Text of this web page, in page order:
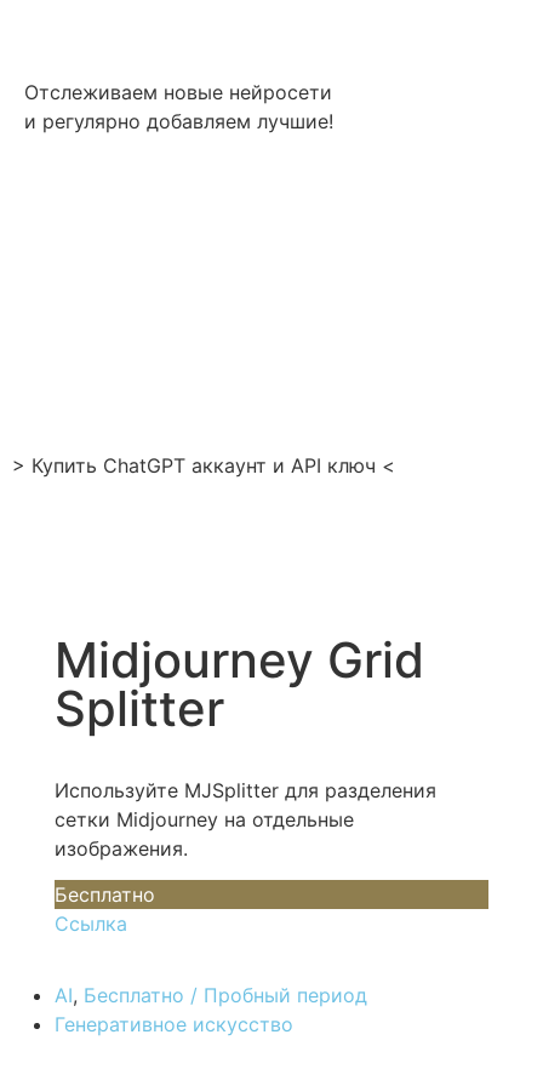
Отслеживаем новые нейросети
и регулярно добавляем лучшие!
> Купить ChatGPT аккаунт и API ключ <
Midjourney Grid
Splitter
Используйте MJSplitter для разделения
сетки Midjourney на отдельные
изображения.
Бесплатно
Ссылка
AI, Бесплатно / Пробный период
Генеративное искусство